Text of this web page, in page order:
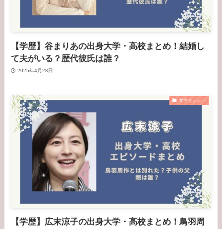
【学歴】谷まりあの出身大学・高校まとめ！結婚し
て夫がいる？歴代彼氏は誰？
2025年4月28日
女性タレント
【学歴】広末涼子の出身大学・高校まとめ！鳥羽周